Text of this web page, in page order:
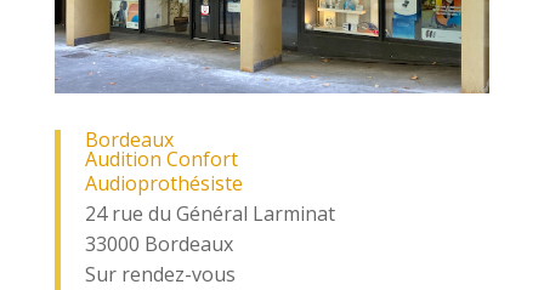
Bordeaux
Audition Confort
Audioprothésiste
24 rue du Général Larminat
33000 Bordeaux
Sur rendez-vous